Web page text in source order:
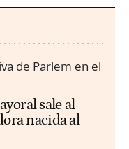
sale al
nacida al